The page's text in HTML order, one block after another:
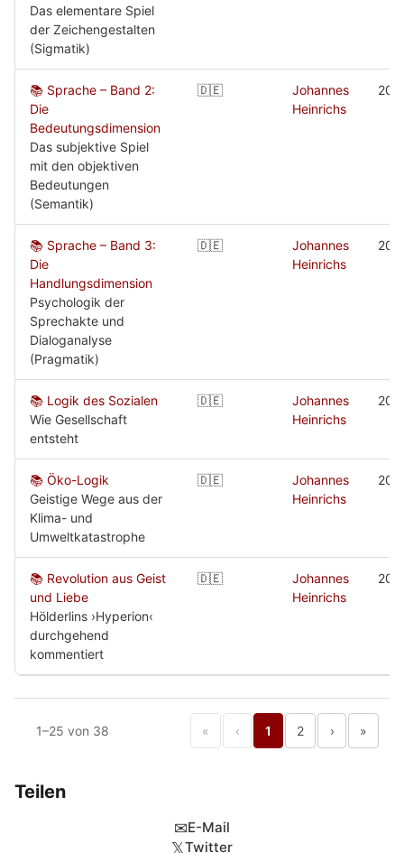
Das elementare Spiel
der Zeichengestalten
(Sigmatik)
📚 Sprache – Band 2:
Die
Bedeutungsdimension
Das subjektive Spiel
mit den objektiven
Bedeutungen
(Semantik)
🇩🇪
Johannes
Heinrichs
📚 Sprache – Band 3:
Die
Handlungsdimension
Psychologik der
Sprechakte und
Dialoganalyse
(Pragmatik)
🇩🇪
Johannes
Heinrichs
📚 Logik des Sozialen
Wie Gesellschaft
entsteht
🇩🇪
Johannes
Heinrichs
📚 Öko-Logik
Geistige Wege aus der
Klima- und
Umweltkatastrophe
🇩🇪
Johannes
Heinrichs
📚 Revolution aus Geist
und Liebe
Hölderlins ›Hyperion‹
durchgehend
kommentiert
🇩🇪
Johannes
Heinrichs
1–25 von 38 « ‹ 1 2 › »
Teilen
✉E-Mail
𝕏Twitter